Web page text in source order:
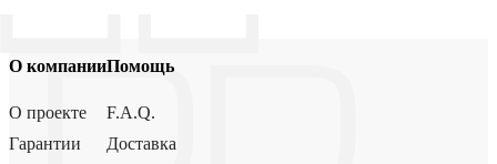
О компании
О проекте
Гарантии
Помощь
F.A.Q.
Доставка